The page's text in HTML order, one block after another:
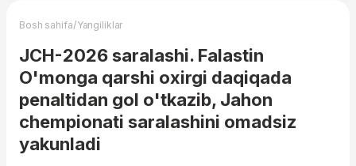
Bosh sahifa/Yangiliklar
JCH-2026 saralashi. Falastin
O'monga qarshi oxirgi daqiqada
penaltidan gol o'tkazib, Jahon
chempionati saralashini omadsiz
yakunladi